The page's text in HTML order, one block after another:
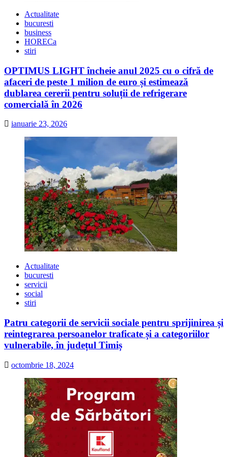
Actualitate
bucuresti
business
HORECa
stiri
OPTIMUS LIGHT încheie anul 2025 cu o cifră de
afaceri de peste 1 milion de euro și estimează
dublarea cererii pentru soluții de refrigerare
comercială în 2026
ianuarie 23, 2026
Actualitate
bucuresti
servicii
social
stiri
Patru categorii de servicii sociale pentru sprijinirea și
reintegrarea persoanelor traficate și a categoriilor
vulnerabile, în județul Timiș
octombrie 18, 2024